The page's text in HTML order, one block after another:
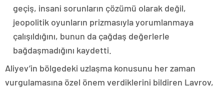
geçiş, insani sorunların çözümü olarak değil,
jeopolitik oyunların prizmasıyla yorumlanmaya
çalışıldığını, bunun da çağdaş değerlerle
bağdaşmadığını kaydetti.
Aliyev’in bölgedeki uzlaşma konusunu her zaman
vurgulamasına özel önem verdiklerini bildiren Lavrov,